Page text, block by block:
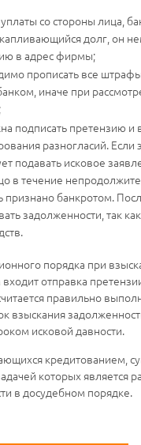
со стороны лица,
долг, он
в адрес фирмы;
прописать все
иначе при
подписать претензию и
разногласий. Если
подавать исковое
в течение
банкротом.
задолженности, так
порядка при
отправка
правильно
взыскания
исковой давности.
кредитованием,
которых является
в досудебном порядке.